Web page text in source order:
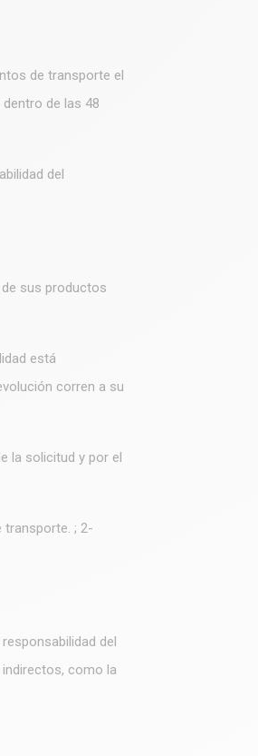
de transporte el
de las 48
del
sus productos
está
corren a su
la solicitud y por el
transporte. ; 2-
del
como la